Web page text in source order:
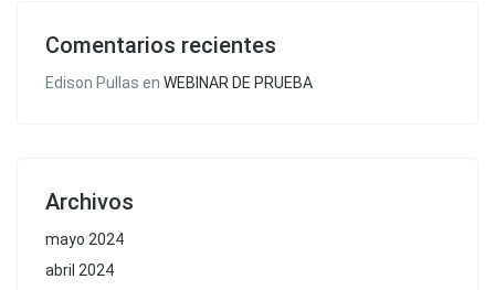
Comentarios recientes
Edison Pullas en WEBINAR DE PRUEBA
Archivos
mayo 2024
abril 2024